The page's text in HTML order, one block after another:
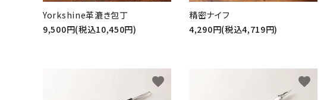
Yorkshine革漉き包丁
9,500円(税込10,450円)
精密ナイフ
4,290円(税込4,719円)
favorite favorite
カテゴリー